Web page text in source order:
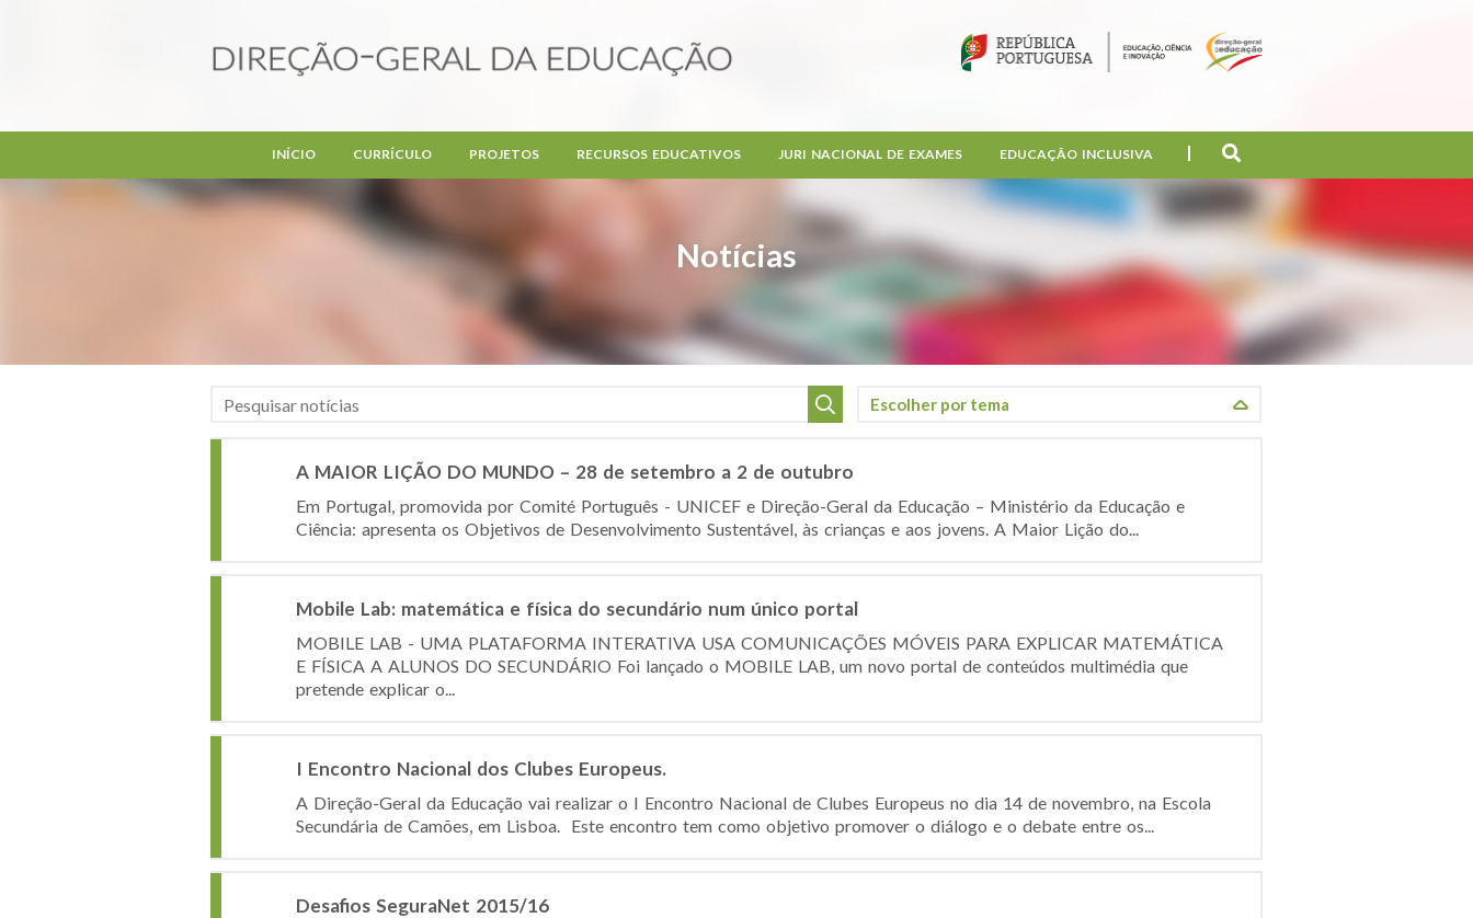
Notícias
INÍCIO CURRÍCULO PROJETOS RECURSOS EDUCATIVOS JURI NACIONAL DE EXAMES EDUCAÇÃO INCLUSIVA
A MAIOR LIÇÃO DO MUNDO – 28 de setembro a 2 de outubro
Em Portugal, promovida por Comité Português - UNICEF e Direção-Geral da Educação – Ministério da Educação e
Ciência: apresenta os Objetivos de Desenvolvimento Sustentável, às crianças e aos jovens. A Maior Lição do...
Mobile Lab: matemática e física do secundário num único portal
MOBILE LAB - UMA PLATAFORMA INTERATIVA USA COMUNICAÇÕES MÓVEIS PARA EXPLICAR MATEMÁTICA
E FÍSICA A ALUNOS DO SECUNDÁRIO Foi lançado o MOBILE LAB, um novo portal de conteúdos multimédia que
pretende explicar o...
I Encontro Nacional dos Clubes Europeus.
A Direção-Geral da Educação vai realizar o I Encontro Nacional de Clubes Europeus no dia 14 de novembro, na Escola
Secundária de Camões, em Lisboa. Este encontro tem como objetivo promover o diálogo e o debate entre os...
Desafios SeguraNet 2015/16